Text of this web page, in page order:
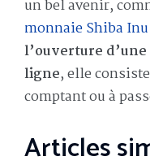
un bel avenir,
monnaie Shiba Inu
l’ouverture
ligne, elle
comptant ou à
Articles